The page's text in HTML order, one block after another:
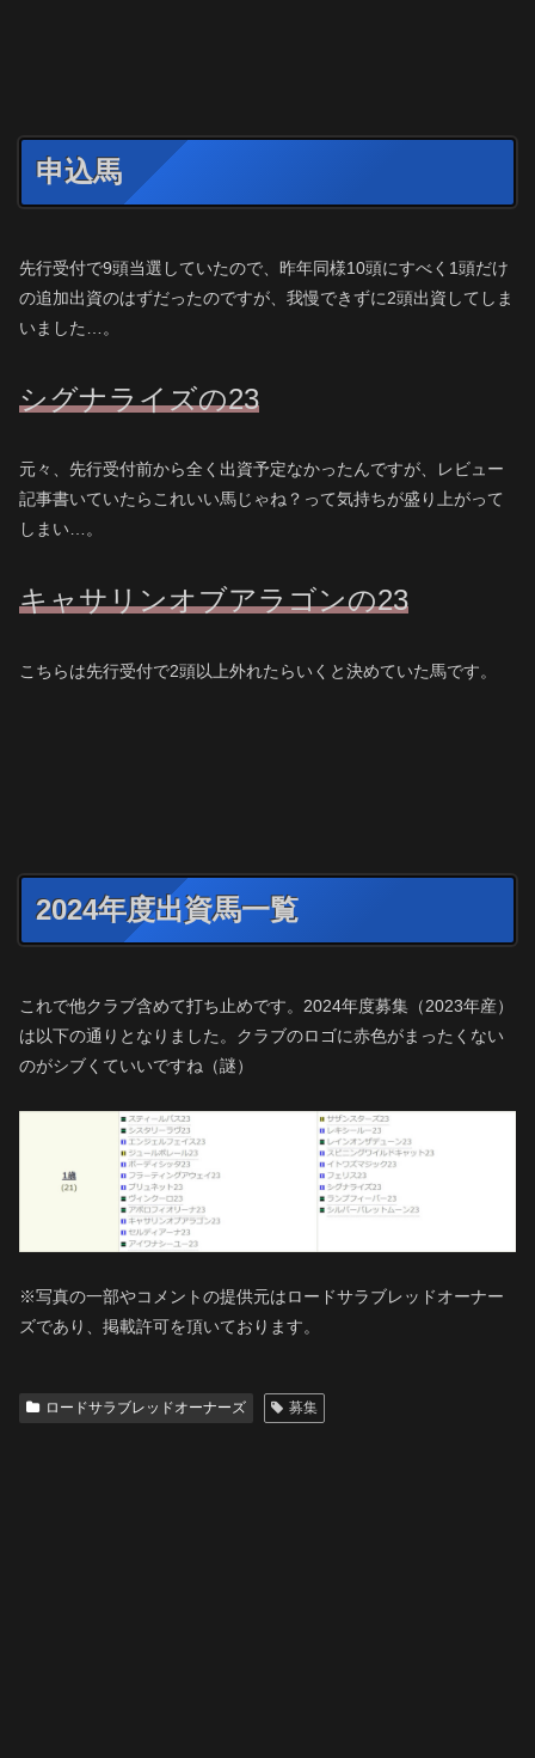
申込馬
先行受付で9頭当選していたので、昨年同様10頭にすべく1頭だけ
の追加出資のはずだったのですが、我慢できずに2頭出資してしま
いました…。
シグナライズの23
元々、先行受付前から全く出資予定なかったんですが、レビュー
記事書いていたらこれいい馬じゃね？って気持ちが盛り上がって
しまい…。
キャサリンオブアラゴンの23
こちらは先行受付で2頭以上外れたらいくと決めていた馬です。
2024年度出資馬一覧
これで他クラブ含めて打ち止めです。2024年度募集（2023年産）
は以下の通りとなりました。クラブのロゴに赤色がまったくない
のがシブくていいですね（謎）
※写真の一部やコメントの提供元はロードサラブレッドオーナー
ズであり、掲載許可を頂いております。
ロードサラブレッドオーナーズ 募集